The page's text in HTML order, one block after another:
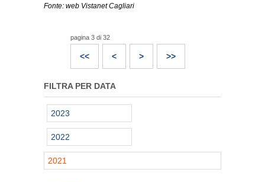
Fonte: web Vistanet Cagliari
pagina 3 di 32
<< < > >>
FILTRA PER DATA
2023
2022
2021